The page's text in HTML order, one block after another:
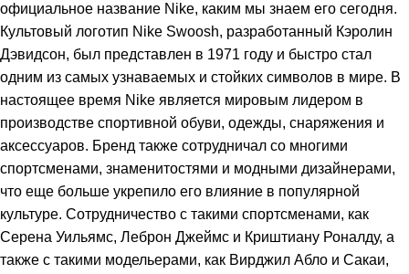
официальное название Nike, каким мы знаем его сегодня.
Культовый логотип Nike Swoosh, разработанный Кэролин
Дэвидсон, был представлен в 1971 году и быстро стал
одним из самых узнаваемых и стойких символов в мире. В
настоящее время Nike является мировым лидером в
производстве спортивной обуви, одежды, снаряжения и
аксессуаров. Бренд также сотрудничал со многими
спортсменами, знаменитостями и модными дизайнерами,
что еще больше укрепило его влияние в популярной
культуре. Сотрудничество с такими спортсменами, как
Серена Уильямс, Леброн Джеймс и Криштиану Роналду, а
также с такими модельерами, как Вирджил Абло и Сакаи,